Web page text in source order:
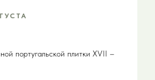
португальской плитки XVII –